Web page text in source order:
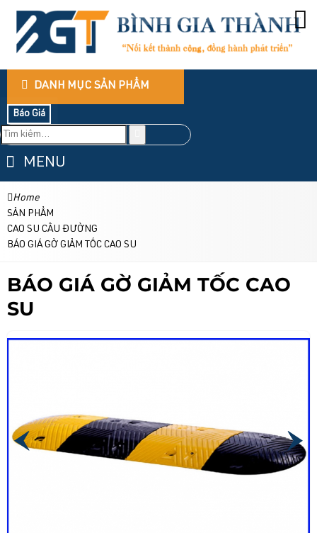
DANH MỤC SẢN PHẨM
Báo Giá
MENU
Home
SẢN PHẨM
CAO SU CẦU ĐƯỜNG
BÁO GIÁ GỜ GIẢM TỐC CAO SU
BÁO GIÁ GỜ GIẢM TỐC CAO
SU